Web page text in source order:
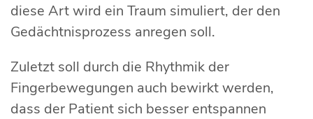
diese Art wird ein Traum simuliert, der den
Gedächtnisprozess anregen soll.
Zuletzt soll durch die Rhythmik der
Fingerbewegungen auch bewirkt werden,
dass der Patient sich besser entspannen